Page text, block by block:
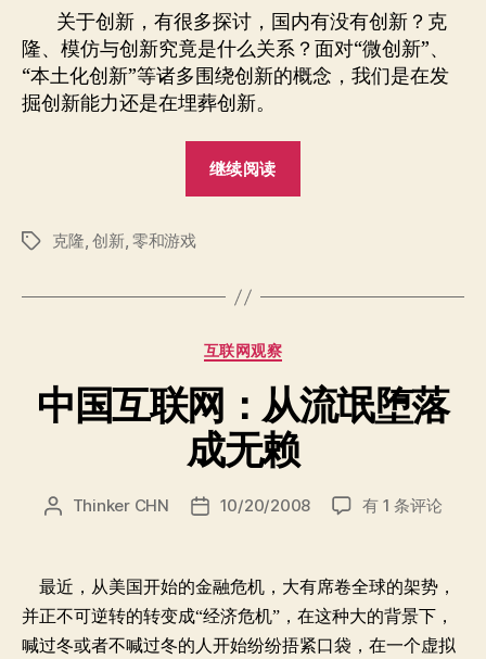
者
期
敌
人
关于创新，有很多探讨，国内有没有创新？克
隆、模仿与创新究竟是什么关系？面对“微创新”、
“本土化创新”等诸多围绕创新的概念，我们是在发
掘创新能力还是在埋葬创新。
继续阅读
标
克隆, 创新, 零和游戏
分
互联网观察
中国互联网：从流氓堕落
成无赖
文
者
Thinker CHN
发
期
10/20/2008
中
联
网：
从
流
有 1 条评论
最近，从美国开始的金融危机，大有席卷全球的架势，
并正不可逆转的转变成“经济危机”，在这种大的背景下，
喊过冬或者不喊过冬的人开始纷纷捂紧口袋，在一个虚拟